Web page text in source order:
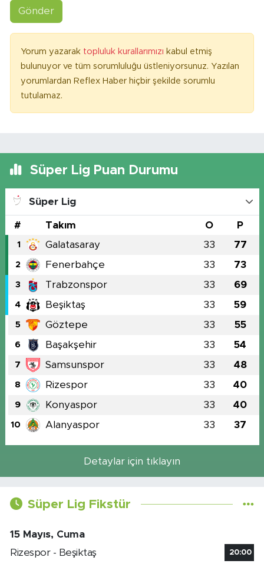
Gönder
Yorum yazarak topluluk kurallarımızı kabul etmiş
bulunuyor ve tüm sorumluluğu üstleniyorsunuz. Yazılan
yorumlardan Reflex Haber hiçbir şekilde sorumlu
tutulamaz.
Süper Lig Puan Durumu
Süper Lig
# Takım O P
1 Galatasaray 33 77
2 Fenerbahçe 33 73
3 Trabzonspor 33 69
4 Beşiktaş 33 59
5 Göztepe 33 55
6 Başakşehir 33 54
7 Samsunspor 33 48
8 Rizespor 33 40
9 Konyaspor 33 40
10 Alanyaspor 33 37
Detaylar için tıklayın
Süper Lig Fikstür
15 Mayıs, Cuma
Rizespor - Beşiktaş
20:00